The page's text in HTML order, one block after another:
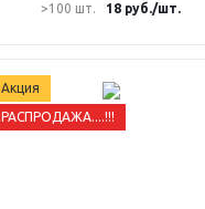
>100 шт.
18 руб./шт.
Акция
РАСПРОДАЖА....!!!